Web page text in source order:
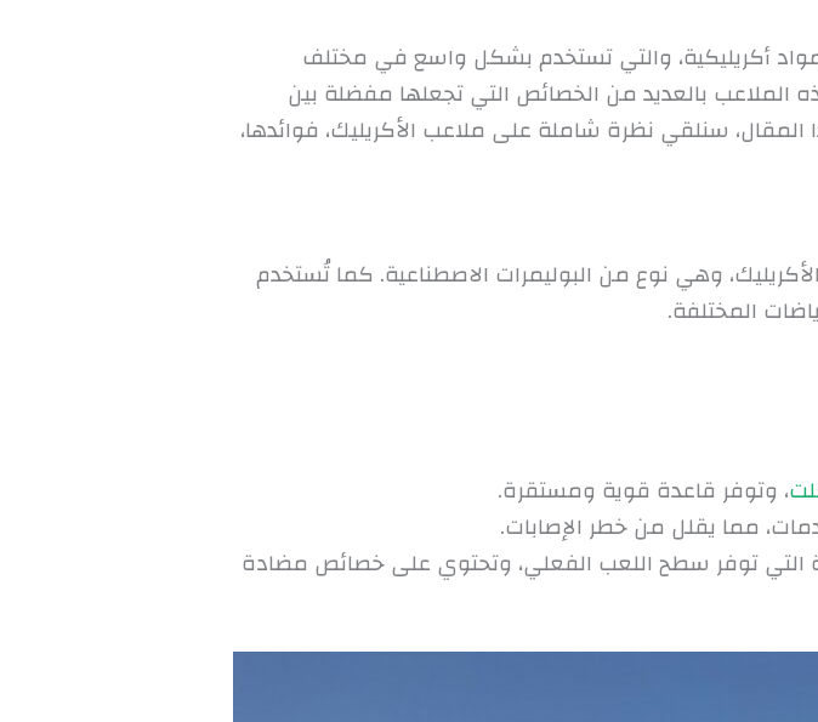
أكريليكية، والتي تستخدم بشكل واسع في مختلف
الملاعب بالعديد من الخصائص التي تجعلها مفضلة بين
سنلقي نظرة شاملة على ملاعب الأكريليك، فوائدها،
وهي نوع من البوليمرات الاصطناعية. كما تُستخدم
المختلفة.
، وتوفر قاعدة قوية ومستقرة.
مما يقلل من خطر الإصابات.
التي توفر سطح اللعب الفعلي، وتحتوي على خصائص مضادة